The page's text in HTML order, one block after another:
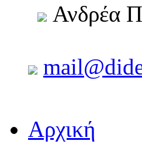
Ανδρέα
Αρχική